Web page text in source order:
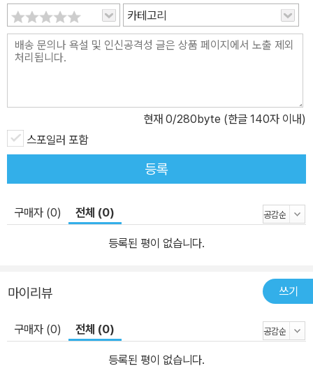
디아노의 작품 『어두운 상점들의 거리』가 그를 대표하는 작품으로서
세계문학전집을 통해 새로운 모습으로 독자들을 찾아갑니다. 031 숨
그네 헤르타 뮐러 장편소설 | 박경희 옮김 2009 노벨문학상 수상 헤
르타 뮐러의 최신 장편소설 헤르타 뮐러는 우리 시대의 가장 중요한
할 것이다. _포쿠스 『숨그네』는 이차대전 후 루마니아에서 소련 강제
수용소로 이송된 열일곱 살 독일 소년의 삶을 충격적이고 강렬한 시
적 언어로 밀도 있고 섬세하게 그려낸 작품이다. 인간의 숨이 삶과 죽
음 사이에서 그네처럼 가쁘게 흔들리는 것을 상징하는 『숨그네』는 철
저히 비인간화한 상황 속에서 살아남고자 하는 인간 삶의 한 현장을
섬뜩하면서도 아름답게 포착해낸다. 루마니아 독재 치하에서 비밀경
찰에 협조를 거부하며 독일로 망명한 헤르타 뮐러가, 자신처럼 망명
한 시인이자 실제 수용소 생존자인 오스카 파스티오르의 구술을 토대
미하일 레르몬토프 장편소설 | 김연경 옮김 19세기 러시아 산문문학
을 구축한 천재 작가 레르몬토프가 남긴 유일한 장편소설 러시아에서
그 누구도 이처럼 아름답고 정교한 글을 쓴 사람은 없었다. _고골 레
르몬토프의 작품은 지금껏 쓰인 러시아 산문 중 최고이다. 그의 소설
카테고리
현재 0/280byte (한글 140자 이내)
스포일러 포함
등록
구매자 (0) 전체 (0)
등록된 평이 없습니다.
마이리뷰 쓰기
구매자 (0) 전체 (0)
등록된 평이 없습니다.